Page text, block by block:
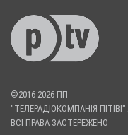
©2016-2026 ПП
"ТЕЛЕРАДІОКОМПАНІЯ ПІТІВІ".
ВСІ ПРАВА ЗАСТЕРЕЖЕНО